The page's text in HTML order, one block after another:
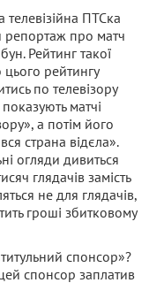
ПТСка
репортаж про матч
Рейтинг такої
цього рейтингу
по телевізору
матчі
а потім його
страна відєла».
огляди дивиться
глядачів замість
не для глядачів,
гроші збитковому
спонсор»?
спонсор заплатив